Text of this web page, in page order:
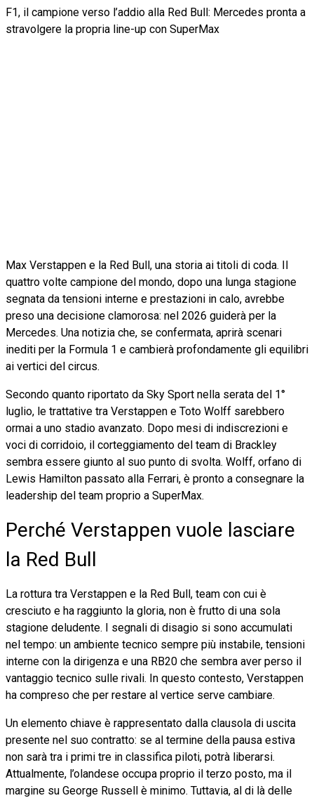
F1, il campione verso l’addio alla Red Bull: Mercedes pronta a
stravolgere la propria line-up con SuperMax
Max Verstappen e la Red Bull, una storia ai titoli di coda. Il
quattro volte campione del mondo, dopo una lunga stagione
segnata da tensioni interne e prestazioni in calo, avrebbe
preso una decisione clamorosa: nel 2026 guiderà per la
Mercedes. Una notizia che, se confermata, aprirà scenari
inediti per la Formula 1 e cambierà profondamente gli equilibri
ai vertici del circus.
Secondo quanto riportato da Sky Sport nella serata del 1°
luglio, le trattative tra Verstappen e Toto Wolff sarebbero
ormai a uno stadio avanzato. Dopo mesi di indiscrezioni e
voci di corridoio, il corteggiamento del team di Brackley
sembra essere giunto al suo punto di svolta. Wolff, orfano di
Lewis Hamilton passato alla Ferrari, è pronto a consegnare la
leadership del team proprio a SuperMax.
Perché Verstappen vuole lasciare
la Red Bull
La rottura tra Verstappen e la Red Bull, team con cui è
cresciuto e ha raggiunto la gloria, non è frutto di una sola
stagione deludente. I segnali di disagio si sono accumulati
nel tempo: un ambiente tecnico sempre più instabile, tensioni
interne con la dirigenza e una RB20 che sembra aver perso il
vantaggio tecnico sulle rivali. In questo contesto, Verstappen
ha compreso che per restare al vertice serve cambiare.
Un elemento chiave è rappresentato dalla clausola di uscita
presente nel suo contratto: se al termine della pausa estiva
non sarà tra i primi tre in classifica piloti, potrà liberarsi.
Attualmente, l’olandese occupa proprio il terzo posto, ma il
margine su George Russell è minimo. Tuttavia, al di là delle